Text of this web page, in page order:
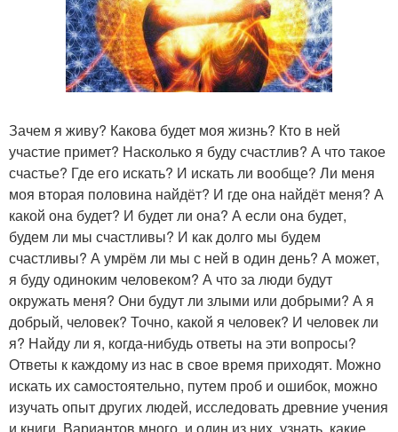
Зачем я живу? Какова будет моя жизнь? Кто в ней
участие примет? Насколько я буду счастлив? А что такое
счастье? Где его искать? И искать ли вообще? Ли меня
моя вторая половина найдёт? И где она найдёт меня? А
какой она будет? И будет ли она? А если она будет,
будем ли мы счастливы? И как долго мы будем
счастливы? А умрём ли мы с ней в один день? А может,
я буду одиноким человеком? А что за люди будут
окружать меня? Они будут ли злыми или добрыми? А я
добрый, человек? Точно, какой я человек? И человек ли
я? Найду ли я, когда-нибудь ответы на эти вопросы?
Ответы к каждому из нас в свое время приходят. Можно
искать их самостоятельно, путем проб и ошибок, можно
изучать опыт других людей, исследовать древние учения
и книги. Вариантов много, и один из них, узнать, какие